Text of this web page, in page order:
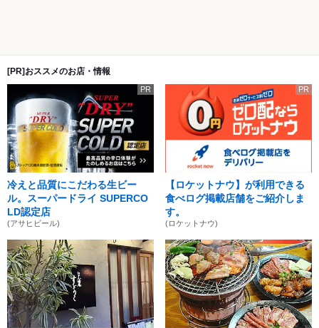
[PR]おススメのお店・情報
PR
冷えと品質にこだわる生ビー
ル。スーパードライ SUPERCO
LD認定店
(アサヒビール)
PR
【ロケットナウ】が利用できる
食べログ掲載店舗をご紹介しま
す。
(ロケットナウ)